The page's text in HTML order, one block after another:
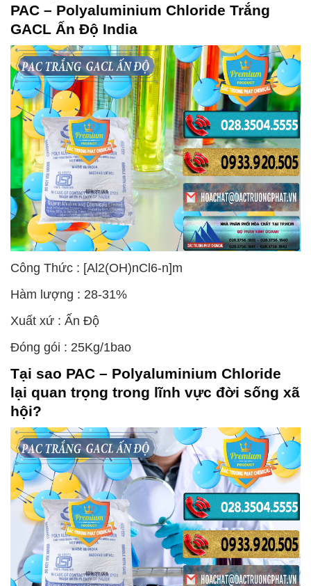
PAC – Polyaluminium Chloride Trắng
GACL Ấn Độ India
Công Thức : [Al2(OH)nCl6-n]m
Hàm lượng : 28-31%
Xuất xứ : Ấn Độ
Đóng gói : 25Kg/1bao
Tại sao PAC – Polyaluminium Chloride
lại quan trọng trong lĩnh vực đời sống xã
hội?